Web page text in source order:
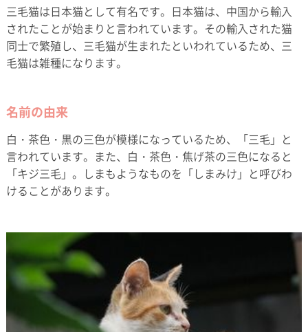
三毛猫は日本猫として有名です。日本猫は、中国から輸入
されたことが始まりと言われています。その輸入された猫
同士で繁殖し、三毛猫が生まれたといわれているため、三
毛猫は雑種になります。
名前の由来
白・茶色・黒の三色が模様になっているため、「三毛」と
言われています。また、白・茶色・焦げ茶の三色になると
「キジ三毛」。しまもようなものを「しまみけ」と呼びわ
けることがあります。